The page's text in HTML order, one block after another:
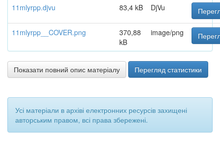
11mlyrpp.djvu 83,4 kB DjVu
11mlyrpp__COVER.png
370,88
kB
image/png
Показати повний опис матеріалу Перегляд статистики
Усі матеріали в архіві електронних ресурсів захищені
авторським правом, всі права збережені.